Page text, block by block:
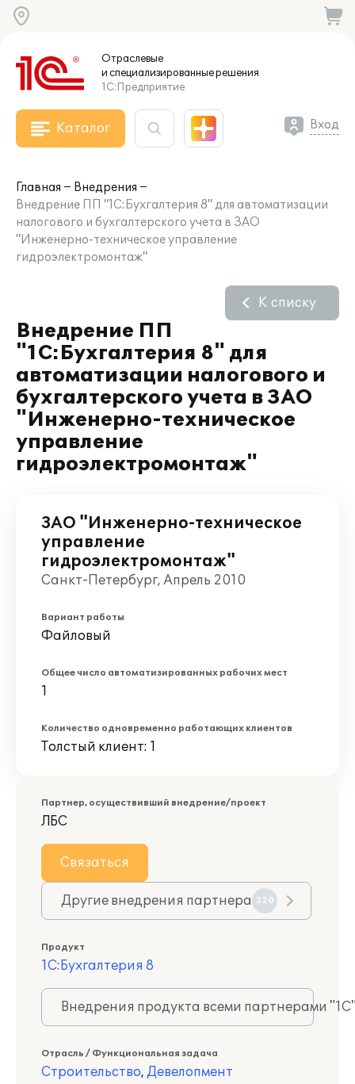
Отраслевые
и специализированныерешения
1С:Предприятие
Каталог Вход
Главная
Внедрения
Внедрение ПП "1С:Бухгалтерия 8" для автоматизации
налогового и бухгалтерского учета в ЗАО
"Инженерно-техническое управление
гидроэлектромонтаж"
Внедрение ПП
"1С:Бухгалтерия 8" для
автоматизации налогового и
бухгалтерского учета в ЗАО
"Инженерно-техническое
управление
гидроэлектромонтаж"
К списку
ЗАО "Инженерно-техническое
управление
гидроэлектромонтаж"
Санкт-Петербург, Апрель 2010
Вариант работы
Файловый
Общее число автоматизированных рабочих мест
1
Количество одновременно работающих клиентов
Толстый клиент: 1
Партнер, осуществивший внедрение/проект
ЛБС
Связаться
Другие внедрения партнера 320
Продукт
1С:Бухгалтерия 8
Внедрения продукта всеми партнерами
Отрасль / Функциональная задача
Строительство, Девелопмент